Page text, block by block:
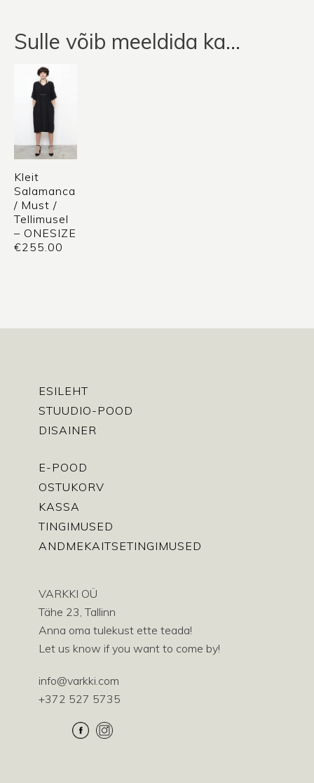
Sulle võib meeldida ka…
Kleit
Salamanca
/ Must /
Tellimusel
– ONESIZE
€255.00
ESILEHT
STUUDIO-POOD
DISAINER
E-POOD
OSTUKORV
KASSA
TINGIMUSED
ANDMEKAITSETINGIMUSED
VARKKI OÜ
Tähe 23, Tallinn
Anna oma tulekust ette teada!
Let us know if you want to come by!
info@varkki.com
+372 527 5735